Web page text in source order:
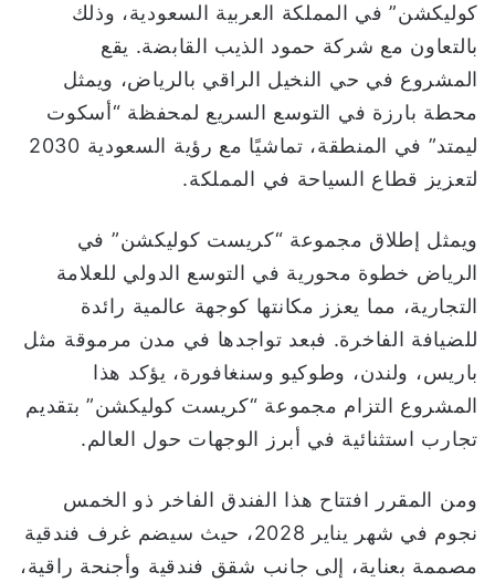
كوليكشن” في المملكة العربية السعودية، وذلك
بالتعاون مع شركة حمود الذيب القابضة. يقع
المشروع في حي النخيل الراقي بالرياض، ويمثل
محطة بارزة في التوسع السريع لمحفظة “أسكوت
ليمتد” في المنطقة، تماشيًا مع رؤية السعودية 2030
لتعزيز قطاع السياحة في المملكة.
ويمثل إطلاق مجموعة “كريست كوليكشن” في
الرياض خطوة محورية في التوسع الدولي للعلامة
التجارية، مما يعزز مكانتها كوجهة عالمية رائدة
للضيافة الفاخرة. فبعد تواجدها في مدن مرموقة مثل
باريس، ولندن، وطوكيو وسنغافورة، يؤكد هذا
المشروع التزام مجموعة “كريست كوليكشن” بتقديم
تجارب استثنائية في أبرز الوجهات حول العالم.
ومن المقرر افتتاح هذا الفندق الفاخر ذو الخمس
نجوم في شهر يناير 2028، حيث سيضم غرف فندقية
مصممة بعناية، إلى جانب شقق فندقية وأجنحة راقية،